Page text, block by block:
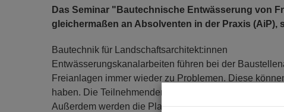
Das Seminar "Bautechnische Entwässerung von
gleichermaßen an Absolventen in der Praxis (AiP),
Bautechnik für Landschaftsarchitekt:innen
Entwässerungskanalarbeiten führen bei der
Freianlagen immer wieder zu Problemen. Diese
haben. Die Teilnehmenden erhalten im Seminar einen
Außerdem werden die Planung, Ausschreibung und